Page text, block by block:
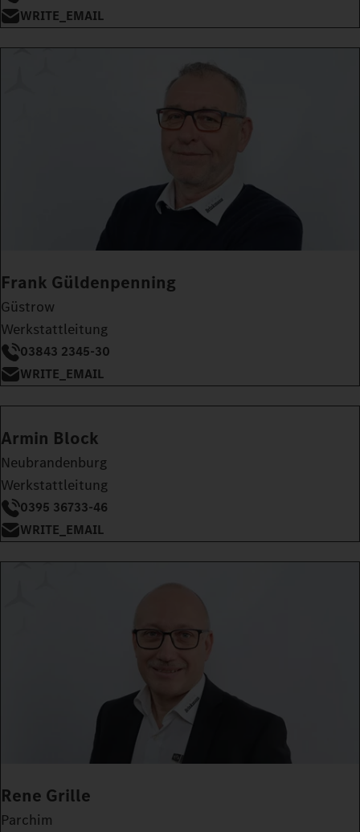
WRITE_EMAIL
Frank Güldenpenning
Güstrow
Werkstattleitung
03843 2345-30
WRITE_EMAIL
Armin Block
Neubrandenburg
Werkstattleitung
0395 36733-46
WRITE_EMAIL
Rene Grille
Parchim